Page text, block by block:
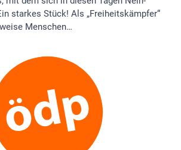
starkes Stück! Als „Freiheitskämpfer“
Menschen…